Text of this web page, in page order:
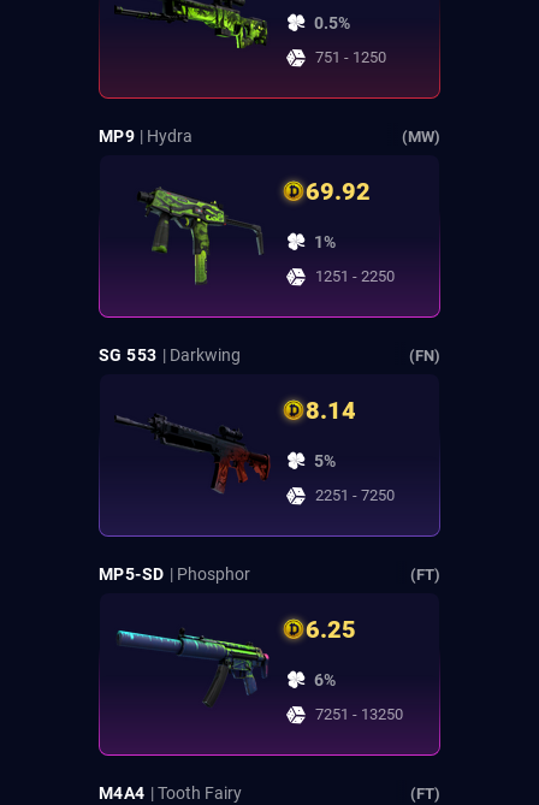
0.5%
751 - 1250
MP9 | Hydra (MW)
69.92
1%
1251 - 2250
SG 553 | Darkwing (FN)
8.14
5%
2251 - 7250
MP5-SD | Phosphor (FT)
6.25
6%
7251 - 13250
M4A4 | Tooth Fairy (FT)